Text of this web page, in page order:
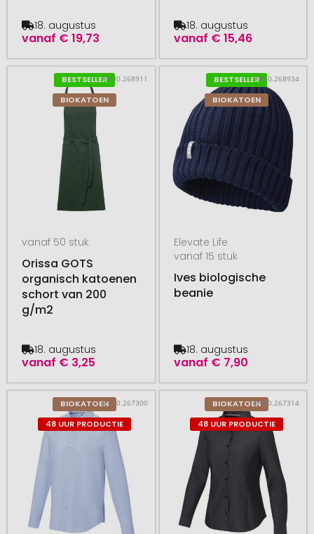
vanaf € 19,73
18. augustus
vanaf € 15,46
18. augustus
BESTSELLER
BIOKATOEN
# 500.268911
vanaf 50 stuk
Orissa GOTS
organisch katoenen
schort van 200
g/m2
vanaf € 3,25
18. augustus
BESTSELLER
BIOKATOEN
# 500.268934
Elevate Life
vanaf 15 stuk
Ives biologische
beanie
vanaf € 7,90
18. augustus
BIOKATOEN
48 UUR PRODUCTIE
# 500.267300
BIOKATOEN
48 UUR PRODUCTIE
# 500.267314